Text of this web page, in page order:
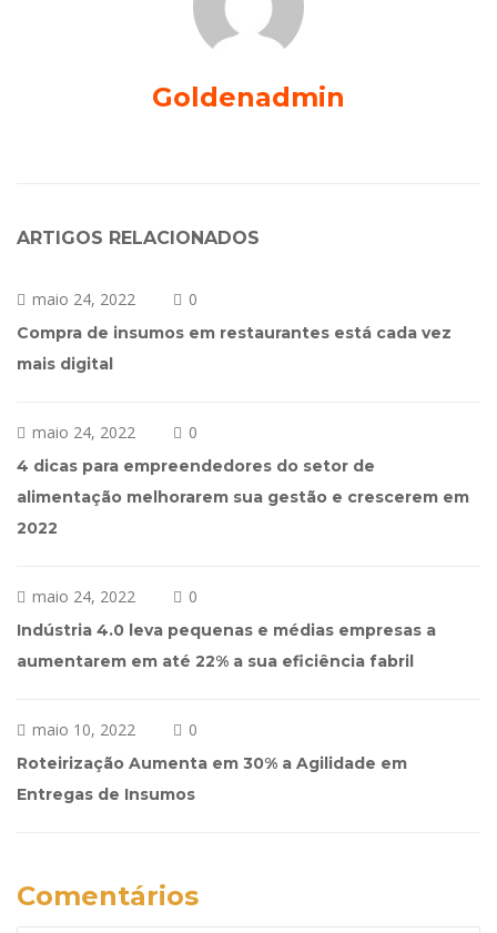
Goldenadmin
ARTIGOS RELACIONADOS
maio 24, 2022 0
Compra de insumos em restaurantes está cada vez
mais digital
maio 24, 2022 0
4 dicas para empreendedores do setor de
alimentação melhorarem sua gestão e crescerem em
2022
maio 24, 2022 0
Indústria 4.0 leva pequenas e médias empresas a
aumentarem em até 22% a sua eficiência fabril
maio 10, 2022 0
Roteirização Aumenta em 30% a Agilidade em
Entregas de Insumos
Comentários